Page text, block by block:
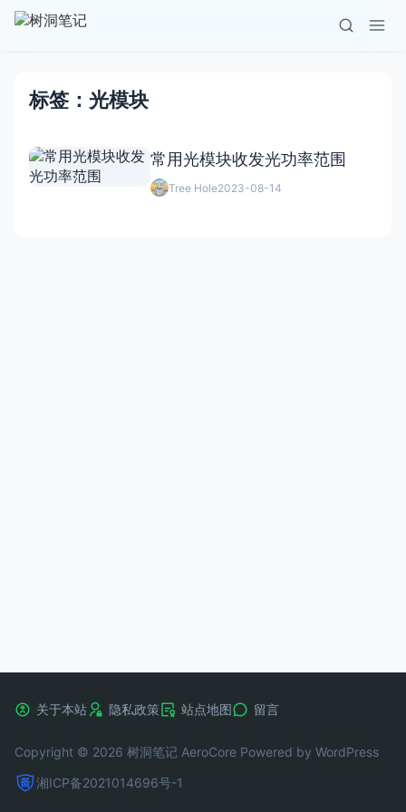
标签：光模块
常用光模块收发光功率范围
Tree Hole2023-08-14
关于本站 隐私政策 站点地图 留言
Copyright © 2026 树洞笔记 AeroCore Powered by WordPress
湘ICP备2021014696号-1